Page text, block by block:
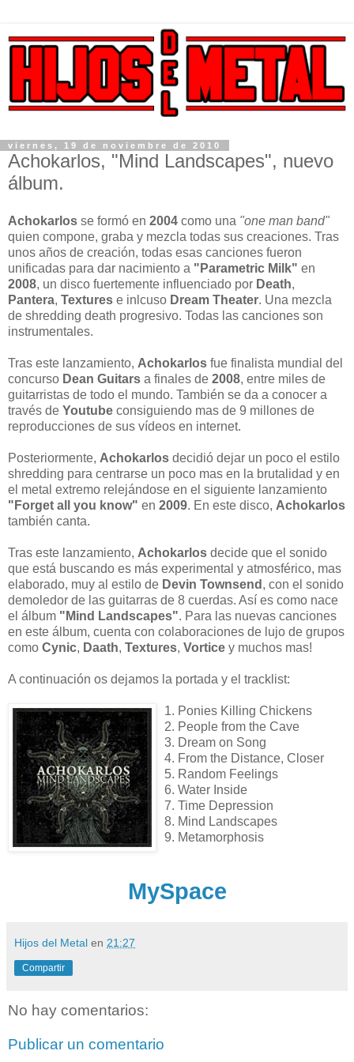
viernes, 19 de noviembre de 2010
Achokarlos, "Mind Landscapes", nuevo
álbum.
Achokarlos se formó en 2004 como una "one man band"
quien compone, graba y mezcla todas sus creaciones. Tras
unos años de creación, todas esas canciones fueron
unificadas para dar nacimiento a "Parametric Milk" en
2008, un disco fuertemente influenciado por Death,
Pantera, Textures e inlcuso Dream Theater. Una mezcla
de shredding death progresivo. Todas las canciones son
instrumentales.
Tras este lanzamiento, Achokarlos fue finalista mundial del
concurso Dean Guitars a finales de 2008, entre miles de
guitarristas de todo el mundo. También se da a conocer a
través de Youtube consiguiendo mas de 9 millones de
reproducciones de sus vídeos en internet.
Posteriormente, Achokarlos decidió dejar un poco el estilo
shredding para centrarse un poco mas en la brutalidad y en
el metal extremo relejándose en el siguiente lanzamiento
"Forget all you know" en 2009. En este disco, Achokarlos
también canta.
Tras este lanzamiento, Achokarlos decide que el sonido
que está buscando es más experimental y atmosférico, mas
elaborado, muy al estilo de Devin Townsend , con el sonido
demoledor de las guitarras de 8 cuerdas. Así es como nace
el álbum "Mind Landscapes". Para las nuevas canciones
en este álbum, cuenta con colaboraciones de lujo de grupos
como Cynic, Daath, Textures, Vortice y muchos mas!
A continuación os dejamos la portada y el tracklist:
1. Ponies Killing Chickens
2. People from the Cave
3. Dream on Song
4. From the Distance, Closer
5. Random Feelings
6. Water Inside
7. Time Depression
8. Mind Landscapes
9. Metamorphosis
MySpace
Hijos del Metal en 21:27
Compartir
No hay comentarios:
Publicar un comentario